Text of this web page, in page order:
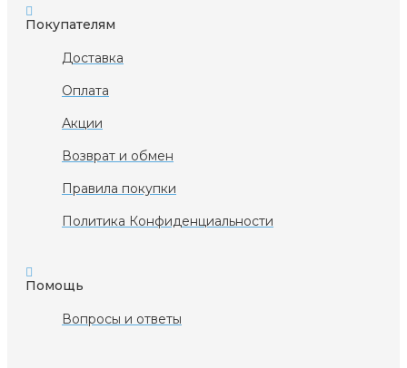
Покупателям
Доставка
Оплата
Акции
Возврат и обмен
Правила покупки
Политика Конфиденциальности
Помощь
Вопросы и ответы